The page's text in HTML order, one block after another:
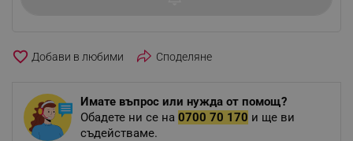
favorite_border Споделяне
Имате въпрос или нужда от помощ?
Обадете ни се на 0700 70 170 и ще ви
съдействаме.